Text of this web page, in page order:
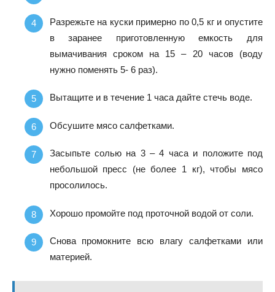
Разрежьте на куски примерно по 0,5 кг и опустите
в заранее приготовленную емкость для
вымачивания сроком на 15 – 20 часов (воду
нужно поменять 5- 6 раз).
Вытащите и в течение 1 часа дайте стечь воде.
Обсушите мясо салфетками.
Засыпьте солью на 3 – 4 часа и положите под
небольшой пресс (не более 1 кг), чтобы мясо
просолилось.
Хорошо промойте под проточной водой от соли.
Снова промокните всю влагу салфетками или
материей.